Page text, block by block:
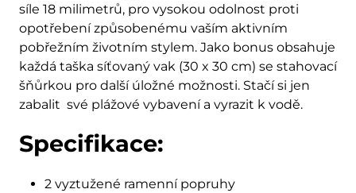
síle 18 milimetrů, pro vysokou odolnost proti
opotřebení způsobenému vaším aktivním
pobřežním životním stylem. Jako bonus obsahuje
každá taška síťovaný vak (30 x 30 cm) se stahovací
šňůrkou pro další úložné možnosti. Stačí si jen
zabalit své plážové vybavení a vyrazit k vodě.
Specifikace:
2 vyztužené ramenní popruhy